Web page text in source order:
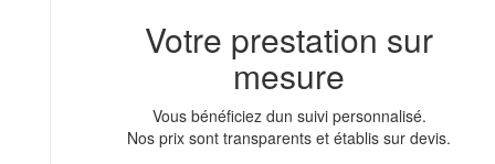
Votre prestation sur
mesure
Vous bénéficiez dun suivi personnalisé.
Nos prix sont transparents et établis sur devis.